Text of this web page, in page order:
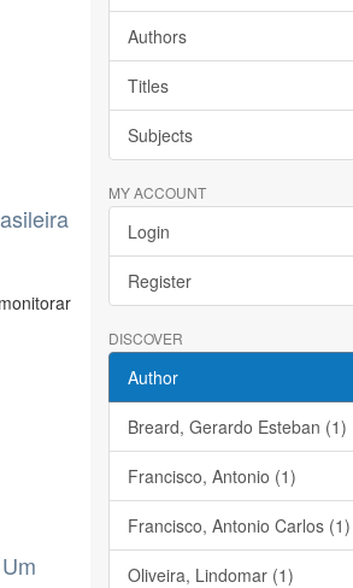
Authors
Titles
Subjects
MY ACCOUNT
Login
Register
DISCOVER
Author
Breard, Gerardo Esteban (1)
Francisco, Antonio (1)
Francisco, Antonio Carlos (1)
Oliveira, Lindomar (1)